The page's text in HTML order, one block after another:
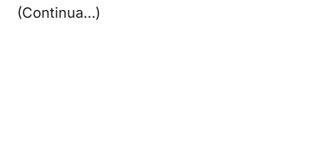
(Continua…)